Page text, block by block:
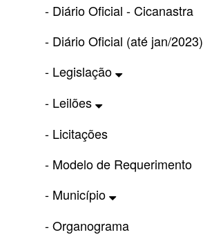
- Diário Oficial - Cicanastra
- Diário Oficial (até jan/2023)
- Legislação
- Leilões
- Licitações
- Modelo de Requerimento
- Município
- Organograma